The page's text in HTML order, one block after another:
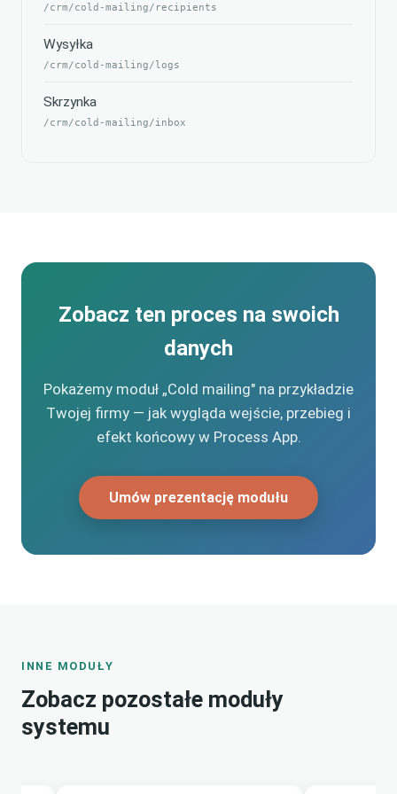
/crm/cold-mailing/recipients
Wysyłka
/crm/cold-mailing/logs
Skrzynka
/crm/cold-mailing/inbox
Zobacz ten proces na swoich
danych
Pokażemy moduł „Cold mailing" na przykładzie
Twojej firmy — jak wygląda wejście, przebieg i
efekt końcowy w Process App.
Umów prezentację modułu
INNE MODUŁY
Zobacz pozostałe moduły
systemu